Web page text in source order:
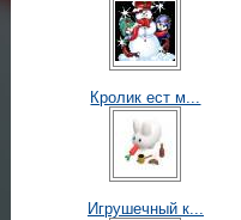
Кролик ест м...
Игрушечный к...